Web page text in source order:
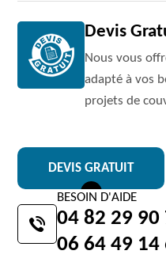
Devis
Nous vous
adapté à vos
projets de
DEVIS GRATUIT
BESOIN D'AIDE
04 82 29 90
06 64 49 14